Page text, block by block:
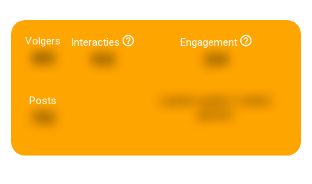
Volgers Interacties Engagement
Posts